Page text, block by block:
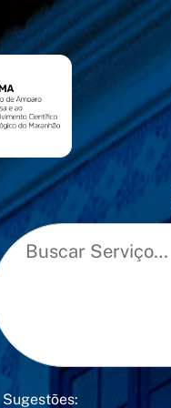
Sugestões: